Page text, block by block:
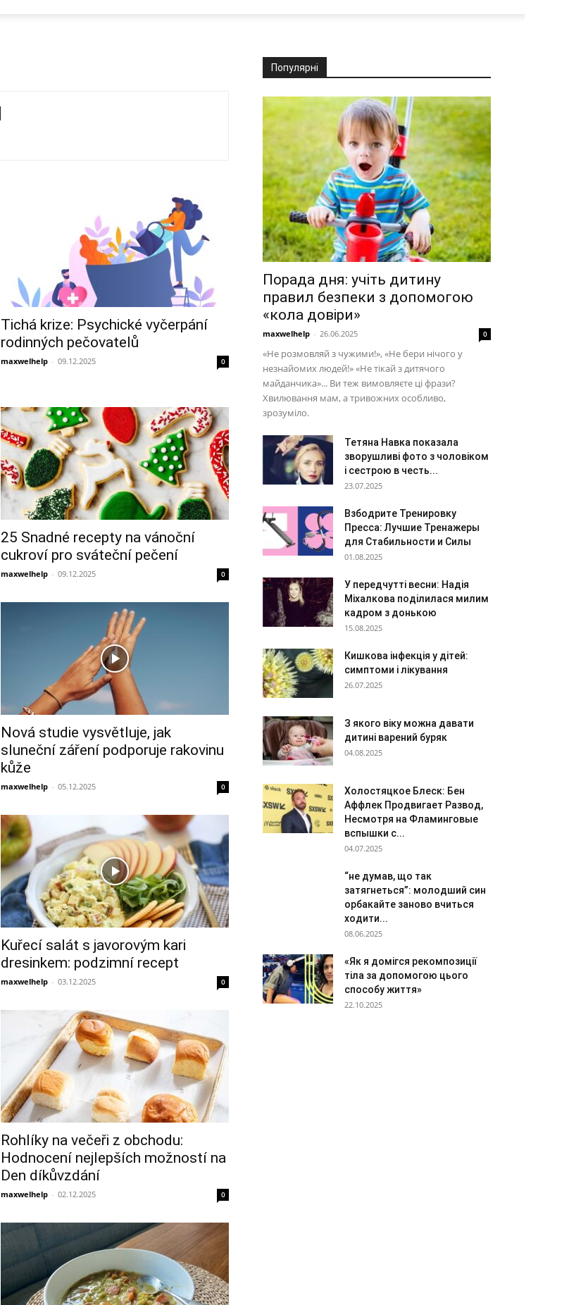
Tichá krize: Psychické vyčerpání
rodinných pečovatelů
maxwelhelp - 09.12.2025 0
25 Snadné recepty na vánoční
cukroví pro sváteční pečení
maxwelhelp - 09.12.2025 0
Nová studie vysvětluje, jak
sluneční záření podporuje rakovinu
kůže
maxwelhelp - 05.12.2025 0
Kuřecí salát s javorovým kari
dresinkem: podzimní recept
maxwelhelp - 03.12.2025 0
Rohlíky na večeři z obchodu:
Hodnocení nejlepších možností na
Den díkůvzdání
maxwelhelp - 02.12.2025 0
Популярні
Порада дня: учіть дитину
правил безпеки з допомогою
«кола довіри»
maxwelhelp - 26.06.2025 0
«Не розмовляй з чужими!», «Не бери нічого у
незнайомих людей!» «Не тікай з дитячого
майданчика»... Ви теж вимовляєте ці фрази?
Хвилювання мам, а тривожних особливо,
зрозуміло.
Тетяна Навка показала
зворушливі фото з чоловіком
і сестрою в честь...
23.07.2025
Взбодрите Тренировку
Пресса: Лучшие Тренажеры
для Стабильности и Силы
01.08.2025
У передчутті весни: Надія
Міхалкова поділилася милим
кадром з донькою
15.08.2025
Кишкова інфекція у дітей:
симптоми і лікування
26.07.2025
З якого віку можна давати
дитині варений буряк
04.08.2025
Холостяцкое Блеск: Бен
Аффлек Продвигает Развод,
Несмотря на Фламинговые
вспышки с...
04.07.2025
“не думав, що так
затягнеться”: молодший син
орбакайте заново вчиться
ходити...
08.06.2025
«Як я домігся рекомпозиції
тіла за допомогою цього
способу життя»
22.10.2025